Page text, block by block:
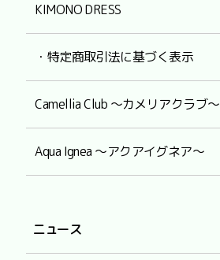
KIMONO DRESS
・特定商取引法に基づく表示
Camellia Club ～カメリアクラブ～
Aqua Ignea ～アクアイグネア～
ニュース